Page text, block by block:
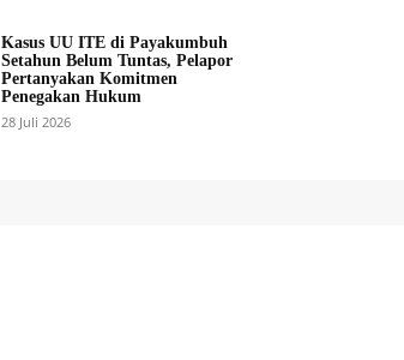
Kasus UU ITE di Payakumbuh
Setahun Belum Tuntas, Pelapor
Pertanyakan Komitmen
Penegakan Hukum
28 Juli 2026